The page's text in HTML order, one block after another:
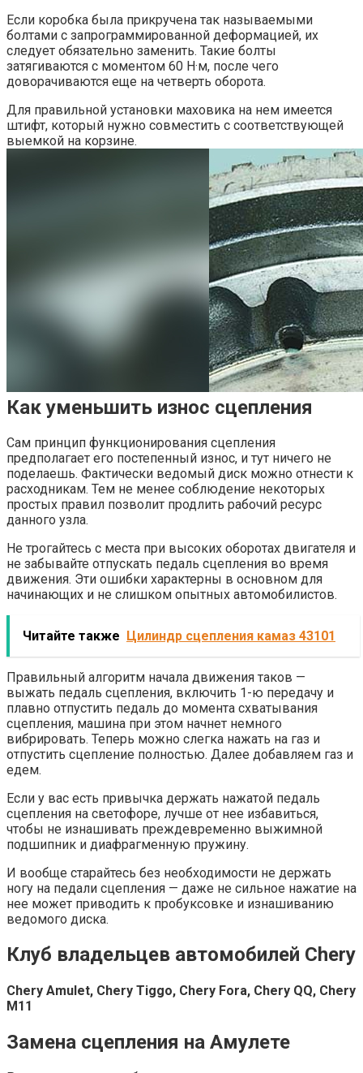
Если коробка была прикручена так называемыми
болтами с запрограммированной деформацией, их
следует обязательно заменить. Такие болты
затягиваются с моментом 60 Н·м, после чего
доворачиваются еще на четверть оборота.
Для правильной установки маховика на нем имеется
штифт, который нужно совместить с соответствующей
выемкой на корзине.
Как уменьшить износ сцепления
Сам принцип функционирования сцепления
предполагает его постепенный износ, и тут ничего не
поделаешь. Фактически ведомый диск можно отнести к
расходникам. Тем не менее соблюдение некоторых
простых правил позволит продлить рабочий ресурс
данного узла.
Не трогайтесь с места при высоких оборотах двигателя и
не забывайте отпускать педаль сцепления во время
движения. Эти ошибки характерны в основном для
начинающих и не слишком опытных автомобилистов.
Читайте также Цилиндр сцепления камаз 43101
Правильный алгоритм начала движения таков —
выжать педаль сцепления, включить 1-ю передачу и
плавно отпустить педаль до момента схватывания
сцепления, машина при этом начнет немного
вибрировать. Теперь можно слегка нажать на газ и
отпустить сцепление полностью. Далее добавляем газ и
едем.
Если у вас есть привычка держать нажатой педаль
сцепления на светофоре, лучше от нее избавиться,
чтобы не изнашивать преждевременно выжимной
подшипник и диафрагменную пружину.
И вообще старайтесь без необходимости не держать
ногу на педали сцепления — даже не сильное нажатие на
нее может приводить к пробуксовке и изнашиванию
ведомого диска.
Клуб владельцев автомобилей Chery
Chery Amulet, Chery Tiggo, Chery Fora, Chery QQ, Chery
M11
Замена сцепления на Амулете